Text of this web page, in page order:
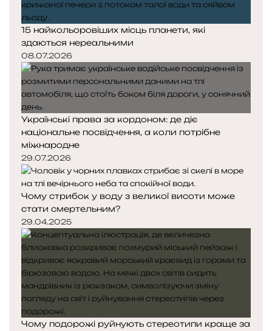
15 найкольоровіших місць планети, які
здаються нереальними
08.07.2026
Українські права за кордоном: де діє
національне посвідчення, а коли потрібне
міжнародне
29.07.2026
Чому стрибок у воду з великої висоти може
стати смертельним?
29.04.2025
Чому подорожі руйнують стереотипи краще за